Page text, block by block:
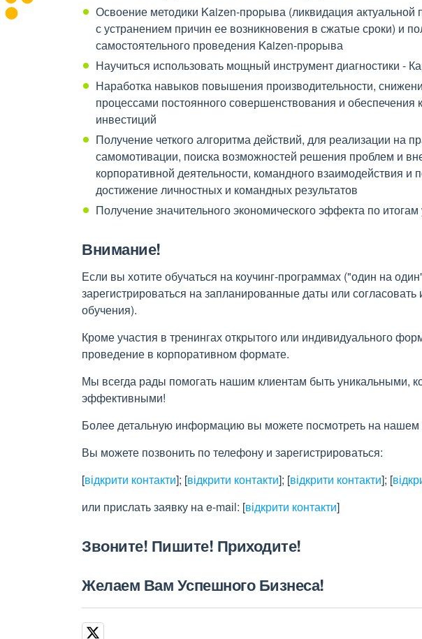
Освоение методики Kaizen-прорыва (ликвидация актуальной
с устранением причин ее возникновения в сжатые сроки) и
самостоятельного проведения Kaizen-прорыва
Научиться использовать мощный инструмент диагностики -
Наработка навыков повышения производительности,
процессами постоянного совершенствования и обеспечения
инвестиций
Получение четкого алгоритма действий, для реализации на
самомотивации, поиска возможностей решения проблем и
корпоративной деятельности, командного взаимодействия и
достижение личностных и командных результатов
Получение значительного экономического эффекта по
Внимание!
Если вы хотите обучаться на коучинг-программах ("один на
зарегистрироваться на запланированные даты или
обучения).
Кроме участия в тренингах открытого или индивидуального
проведение в корпоративном формате.
Мы всегда рады помогать нашим клиентам быть уникальными,
эффективными!
Более детальную информацию вы можете посмотреть на нашем
Вы можете позвонить по телефону и зарегистрироваться:
[відкрити контакти]; [відкрити контакти]; [відкрити контакти]; [
или прислать заявку на e-maіl: [відкрити контакти]
Звоните! Пишите! Приходите!
Желаем Вам Успешного Бизнеса!